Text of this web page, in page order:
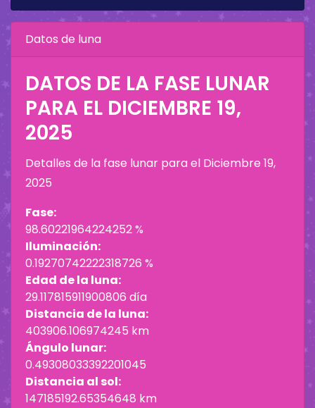
Datos de luna
DATOS DE LA FASE LUNAR
PARA EL DICIEMBRE 19,
2025
Detalles de la fase lunar para el Diciembre 19,
2025
Fase:
98.60221964224252 %
Iluminación:
0.19270742222318726 %
Edad de la luna:
29.117815911900806 día
Distancia de la luna:
403906.106974245 km
Ángulo lunar:
0.49308033392201045
Distancia al sol:
147185192.65354648 km